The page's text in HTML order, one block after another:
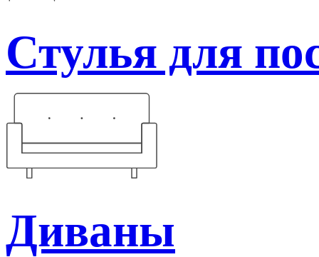
Стулья для
Диваны